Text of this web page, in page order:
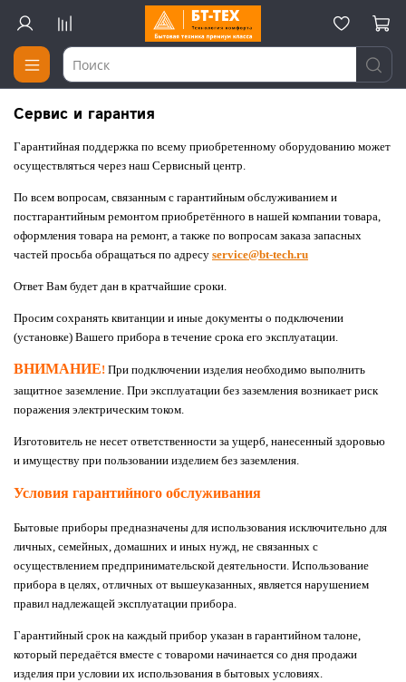
Сервис и гарантия
Гарантийная поддержка по всему приобретенному оборудованию может
осуществляться через наш Сервисный центр.
По всем вопросам, связанным с гарантийным обслуживанием и
постгарантийным ремонтом приобретённого в нашей компании товара,
оформления товара на ремонт, а также по вопросам заказа запасных
частей просьба обращаться по адресу service@bt-tech.ru
Ответ Вам будет дан в кратчайшие сроки.
Просим сохранять квитанции и иные документы о подключении
(установке) Вашего прибора в течение срока его эксплуатации.
ВНИМАНИЕ! При подключении изделия необходимо выполнить
защитное заземление. При эксплуатации без заземления возникает риск
поражения электрическим током.
Изготовитель не несет ответственности за ущерб, нанесенный здоровью
и имуществу при пользовании изделием без заземления.
Условия гарантийного обслуживания
Бытовые приборы предназначены для использования исключительно для
личных, семейных, домашних и иных нужд, не связанных с
осуществлением предпринимательской деятельности. Использование
прибора в целях, отличных от вышеуказанных, является нарушением
правил надлежащей эксплуатации прибора.
Гарантийный срок на каждый прибор указан в гарантийном талоне,
который передаётся вместе с товароми начинается со дня продажи
изделия при условии их использования в бытовых условиях.